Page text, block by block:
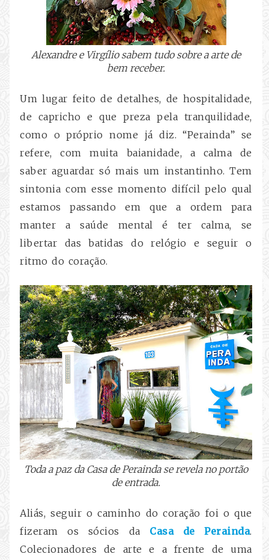
Alexandre e Virgílio sabem tudo sobre a arte de
bem receber.
Um lugar feito de detalhes, de hospitalidade,
de capricho e que preza pela tranquilidade,
como o próprio nome já diz. “Perainda” se
refere, com muita baianidade, a calma de
saber aguardar só mais um instantinho. Tem
sintonia com esse momento difícil pelo qual
estamos passando em que a ordem para
manter a saúde mental é ter calma, se
libertar das batidas do relógio e seguir o
ritmo do coração.
Toda a paz da Casa de Perainda se revela no portão
de entrada.
Aliás, seguir o caminho do coração foi o que
fizeram os sócios da Casa de Perainda.
Colecionadores de arte e a frente de uma